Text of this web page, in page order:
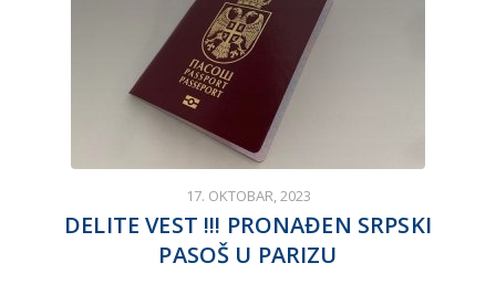
17. OKTOBAR, 2023
DELITE VEST !!! PRONAĐEN SRPSKI
PASOŠ U PARIZU